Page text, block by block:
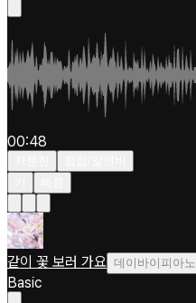
00:48
같이 꽃 보러 가요 데이바이피아노
Basic